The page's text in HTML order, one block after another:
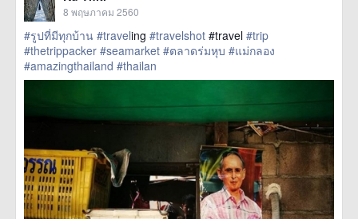
8 พฤษภาคม 2560
#รูปที่มีทุกบ้าน #traveling #travelshot #travel #trip
#thetrippacker #seamarket #ตลาดร่มหุบ #แม่กลอง
#amazingthailand #thailan
href=https://m.thetrippacker.com/th/image/location/204715>